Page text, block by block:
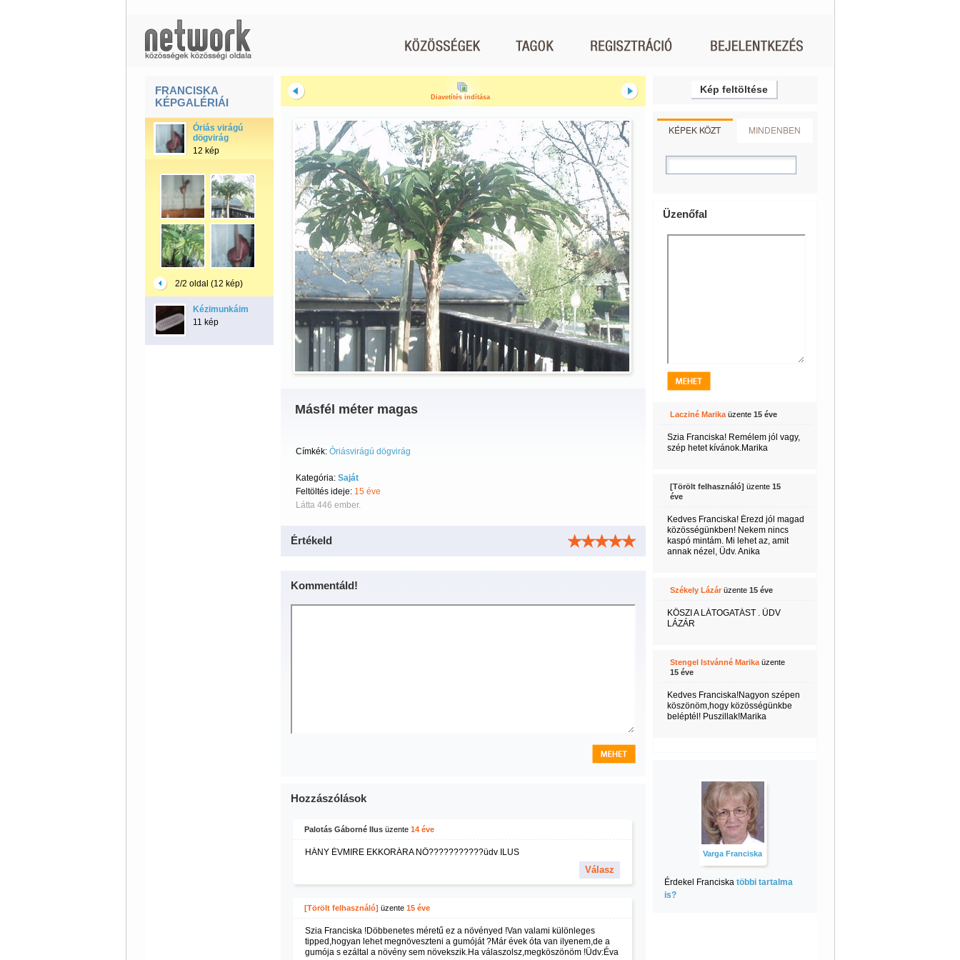
FRANCISKA
KÉPGALÉRIÁI
Óriás virágú
dögvirág
12 kép
2/2 oldal (12 kép)
Kézimunkáim
11 kép
Diavetítés indítása
Másfél méter magas
Címkék: Óriásvirágú dögvirág
Kategória: Saját
Feltöltés ideje: 15 éve
Látta 446 ember.
Értékeld
Kommentáld!
Hozzászólások
Palotás Gáborné IIusüzente 14 éve
HÁNY ÉVMIRE EKKORÁRA NŐ???????????üdv ILUS
Válasz
[Törölt felhasználó] üzente 15 éve
Szia Franciska !Döbbenetes méretű ez a növényed !Van valami különleges
tipped,hogyan lehet megnöveszteni a gumóját ?Már évek óta van ilyenem,de a
gumója s ezáltal a növény sem növekszik.Ha válaszolsz,megköszönöm !Üdv:Éva
Kép feltöltése
KÉPEK KÖZT MINDENBEN
Üzenőfal
Lacziné Marikaüzente 15 éve
Szia Franciska! Remélem jól vagy,
szép hetet kívánok.Marika
[Törölt felhasználó] üzente 15
éve
Kedves Franciska! Érezd jól magad
közösségünkben! Nekem nincs
kaspó mintám. Mi lehet az, amit
annak nézel, Üdv. Anika
Székely Lázárüzente 15 éve
KÖSZI A LÁTOGATÁST . ŰDV
LÁZÁR
Stengel Istvánné Marikaüzente
15 éve
Kedves Franciska!Nagyon szépen
köszönöm,hogy közösségünkbe
beléptél! Puszillak!Marika
Varga Franciska
Érdekel Franciska többi tartalma
is?